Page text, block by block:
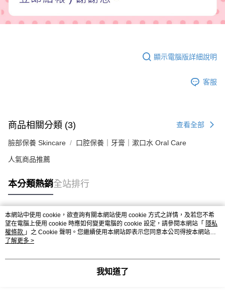
顯示電腦版詳細說明
客服
商品相關分類 (3) 查看全部
臉部保養 Skincare 口腔保養｜牙膏｜漱口水 Oral Care
人氣商品推薦
本分類熱銷全站排行
熱門標籤
本網站中使用 cookie，欲查詢有關本網站使用 cookie 方式之詳情，及若您不希
望在電腦上使用 cookie 時應如何變更電腦的 cookie 設定，請參閱本網站「 隱私
權條款 」之 Cookie 聲明。您繼續使用本網站即表示您同意本公司得按本網站使
用條款之 Cookie 聲明使用 cookie。
了解更多 >
我知道了